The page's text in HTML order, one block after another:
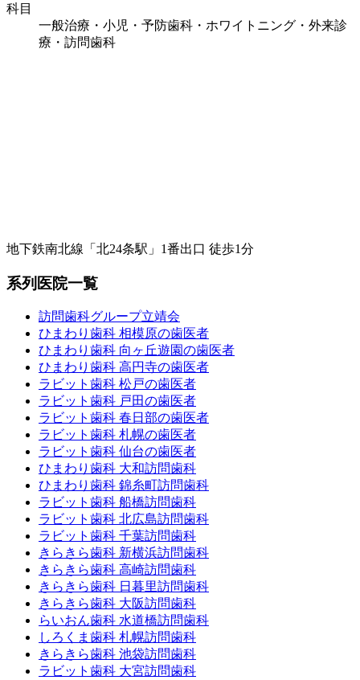
科目
一般治療・小児・予防歯科・ホワイトニング・外来診
療・訪問歯科
地下鉄南北線「北24条駅」1番出口 徒歩1分
系列医院一覧
訪問歯科グループ立靖会
ひまわり歯科 相模原の歯医者
ひまわり歯科 向ヶ丘遊園の歯医者
ひまわり歯科 高円寺の歯医者
ラビット歯科 松戸の歯医者
ラビット歯科 戸田の歯医者
ラビット歯科 春日部の歯医者
ラビット歯科 札幌の歯医者
ラビット歯科 仙台の歯医者
ひまわり歯科 大和訪問歯科
ひまわり歯科 錦糸町訪問歯科
ラビット歯科 船橋訪問歯科
ラビット歯科 北広島訪問歯科
ラビット歯科 千葉訪問歯科
きらきら歯科 新横浜訪問歯科
きらきら歯科 高崎訪問歯科
きらきら歯科 日暮里訪問歯科
きらきら歯科 大阪訪問歯科
らいおん歯科 水道橋訪問歯科
しろくま歯科 札幌訪問歯科
きらきら歯科 池袋訪問歯科
ラビット歯科 大宮訪問歯科